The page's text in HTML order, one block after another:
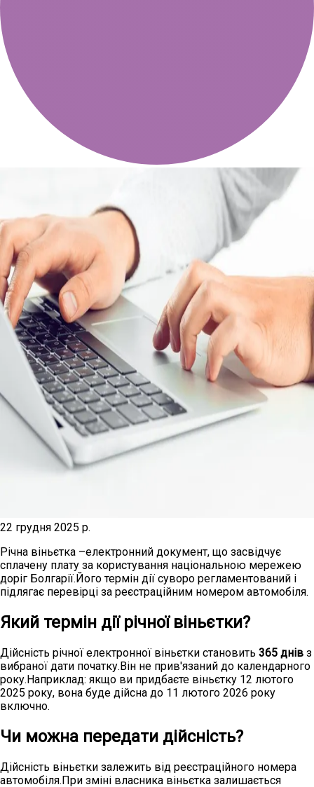
22 грудня 2025 р.
Річна віньєтка –електронний документ, що засвідчує
сплачену плату за користування національною мережею
доріг Болгарії.Його термін дії суворо регламентований і
підлягає перевірці за реєстраційним номером автомобіля.
Який термін дії річної віньєтки?
Дійсність річної електронної віньєтки становить 365 днів з
вибраної дати початку.Він не прив'язаний до календарного
року.Наприклад: якщо ви придбаєте віньєтку 12 лютого
2025 року, вона буде дійсна до 11 лютого 2026 року
включно.
Чи можна передати дійсність?
Дійсність віньєтки залежить від реєстраційного номера
автомобіля.При зміні власника віньєтка залишається